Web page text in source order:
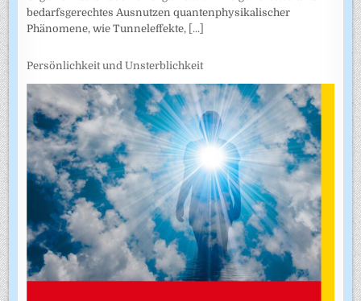
bedarfsgerechtes Ausnutzen quantenphysikalischer
Phänomene, wie Tunneleffekte, [...]
Persönlichkeit und Unsterblichkeit